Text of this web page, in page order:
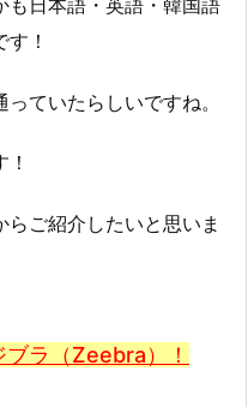
！
ていたらしいですね。
ご紹介したいと思いま
ラ（Zeebra）！